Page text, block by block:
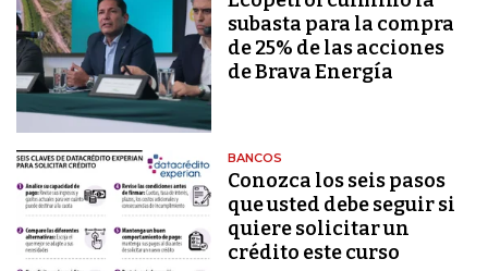
subasta para la compra
de 25% de las acciones
de Brava Energía
BANCOS
Conozca los seis pasos
que usted debe seguir si
quiere solicitar un
crédito este curso